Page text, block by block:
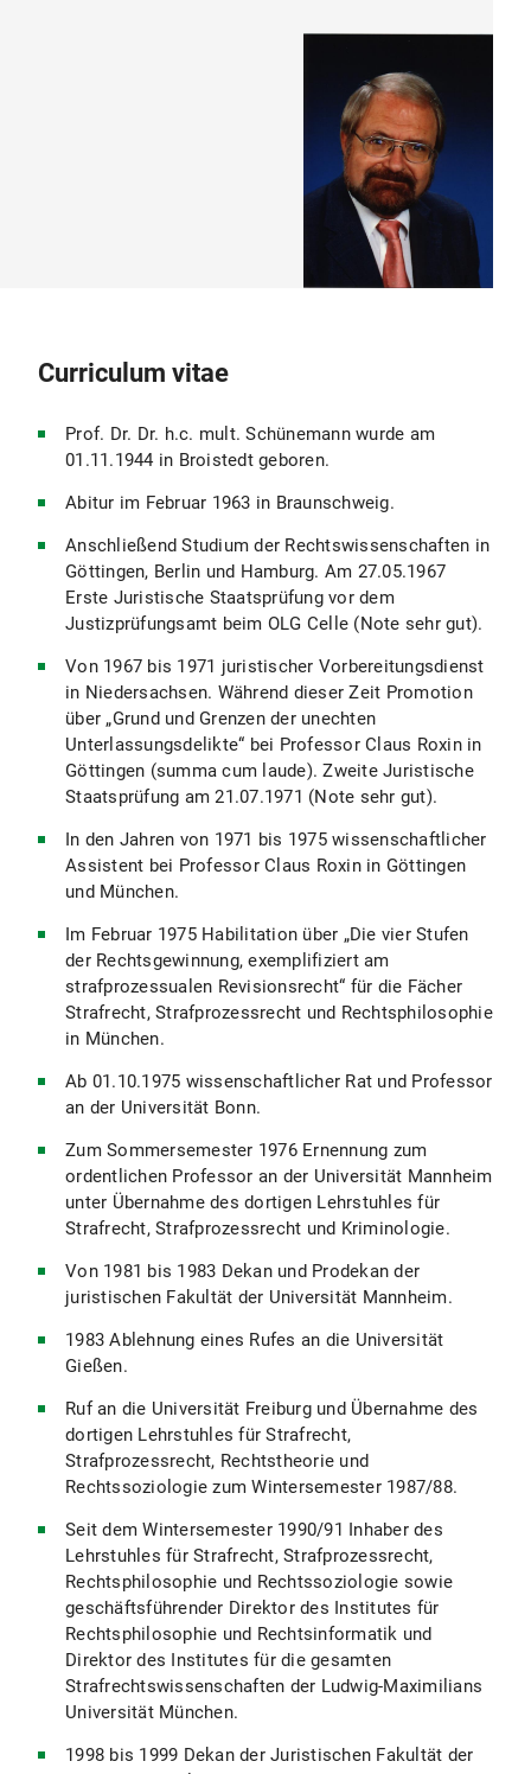
Curriculum vitae
Prof. Dr. Dr. h.c. mult. Schünemann wurde am
01.11.1944 in Broistedt geboren.
Abitur im Februar 1963 in Braunschweig.
Anschließend Studium der Rechtswissenschaften in
Göttingen, Berlin und Hamburg. Am 27.05.1967
Erste Juristische Staatsprüfung vor dem
Justizprüfungsamt beim OLG Celle (Note sehr gut).
Von 1967 bis 1971 juristischer Vorbereitungsdienst
in Niedersachsen. Während dieser Zeit Promotion
über „Grund und Grenzen der unechten
Unterlassungsdelikte“ bei Professor Claus Roxin in
Göttingen (summa cum laude). Zweite Juristische
Staatsprüfung am 21.07.1971 (Note sehr gut).
In den Jahren von 1971 bis 1975 wissenschaftlicher
Assistent bei Professor Claus Roxin in Göttingen
und München.
Im Februar 1975 Habilitation über „Die vier Stufen
der Rechtsgewinnung, exemplifiziert am
strafprozessualen Revisionsrecht“ für die Fächer
Strafrecht, Strafprozessrecht und Rechtsphilosophie
in München.
Ab 01.10.1975 wissenschaftlicher Rat und Professor
an der Universität Bonn.
Zum Sommersemester 1976 Ernennung zum
ordentlichen Professor an der Universität Mannheim
unter Übernahme des dortigen Lehrstuhles für
Strafrecht, Strafprozessrecht und Kriminologie.
Von 1981 bis 1983 Dekan und Prodekan der
juristischen Fakultät der Universität Mannheim.
1983 Ablehnung eines Rufes an die Universität
Gießen.
Ruf an die Universität Freiburg und Übernahme des
dortigen Lehrstuhles für Strafrecht,
Strafprozessrecht, Rechtstheorie und
Rechtssoziologie zum Wintersemester 1987/88.
Seit dem Wintersemester 1990/91 Inhaber des
Lehrstuhles für Strafrecht, Strafprozessrecht,
Rechtsphilosophie und Rechtssoziologie sowie
geschäftsführender Direktor des Institutes für
Rechtsphilosophie und Rechtsinformatik und
Direktor des Institutes für die gesamten
Strafrechtswissenschaften der Ludwig-Maximilians
Universität München.
1998 bis 1999 Dekan der Juristischen Fakultät der